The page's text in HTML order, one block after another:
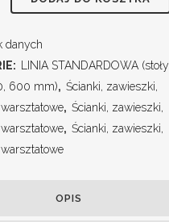
danych
LINIA STANDARDOWA (stoły
600 mm), Ścianki, zawieszki,
, Ścianki, zawieszki,
, Ścianki, zawieszki,
OPIS